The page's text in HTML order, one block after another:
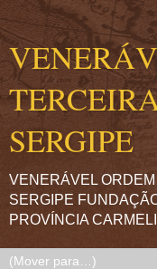
SERGIPE
VENERÁVEL
SERGIPE
PROVÍNCIA